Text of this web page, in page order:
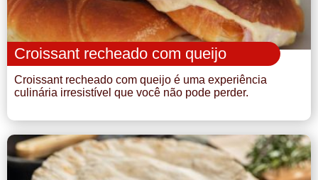
Croissant recheado com queijo
Croissant recheado com queijo é uma experiência
culinária irresistível que você não pode perder.